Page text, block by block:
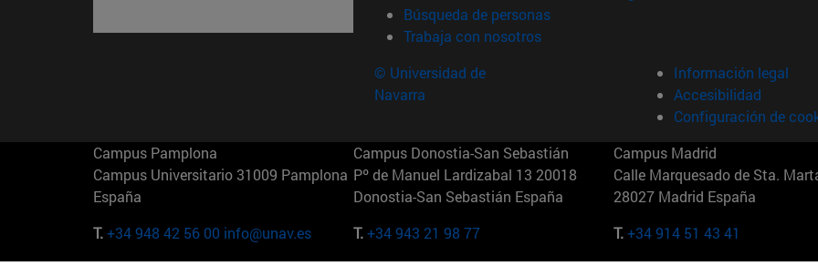
Búsqueda de personas(abre en nueva ventana)
Trabaja con nosotros(abre en nueva ventana)
© Universidad de
Navarra
Información legal
Accesibilidad
Configuración de
Campus Pamplona
Campus Universitario 31009 Pamplona
España
T.+34 948 42 56 00 info@unav.es
Campus Donostia-San Sebastián
Pº de Manuel Lardizabal 13 20018
Donostia-San Sebastián España
T.+34 943 21 98 77
Campus Madrid
Calle Marquesado de Sta.
28027 Madrid España
T.+34 914 51 43 41